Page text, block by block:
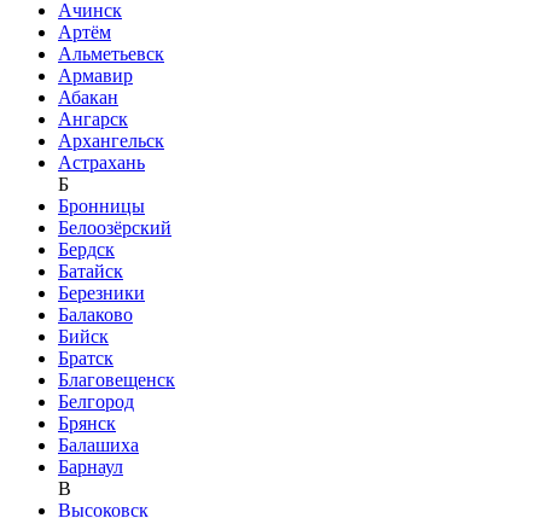
Ачинск
Артём
Альметьевск
Армавир
Абакан
Ангарск
Архангельск
Астрахань
Б
Бронницы
Белоозёрский
Бердск
Батайск
Березники
Балаково
Бийск
Братск
Благовещенск
Белгород
Брянск
Балашиха
Барнаул
В
Высоковск